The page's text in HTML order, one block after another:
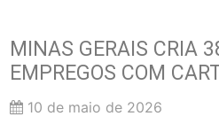
MINAS GERAIS CRIA
EMPREGOS COM
10 de maio de 2026